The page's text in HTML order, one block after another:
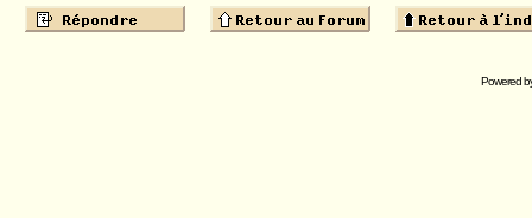
Powered